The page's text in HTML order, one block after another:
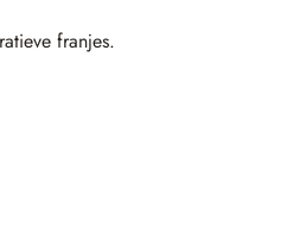
franjes.